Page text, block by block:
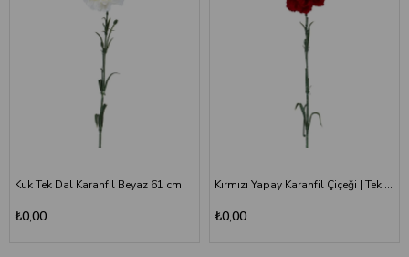
Kuk Tek Dal Karanfil Beyaz 61 cm
₺0,00
Kırmızı Yapay Karanfil Çiçeği | Tek Dal 61 cm Dekoratif
₺0,00